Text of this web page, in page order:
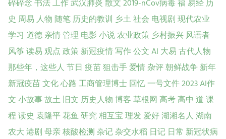
碎碎念书法工作武汉肺炎散文2019-nCov病毒福易经历
史 周易人物随笔历史的教训 乡土社会 电视剧现代农业
学习 道德亲情管理电影小说农业政策乡村振兴风语者
风筝读易观点政策新冠疫情写作公文AI 大易古代人物
那些年，这些人节日 疫苗狙击手爱情杂评朝鲜战争新年
新冠疫苗文化心路工商管理博士回忆一号文件2023AI作
文小故事故土旧文 历史人物博客草根网高考高中 道课
程读史袁隆平花鱼研究相互宝理发爱好湖湘名人湖南
农大港剧母亲核酸检测杂记杂交水稻 日记 日常 新冠状病